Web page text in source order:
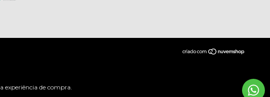
experiência de compra.